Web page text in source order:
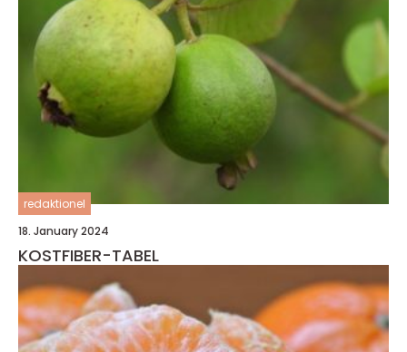
redaktionel
18. January 2024
KOSTFIBER-TABEL